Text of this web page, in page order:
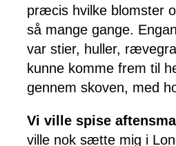
præcis hvilke blomster
så mange gange.
var stier, huller,
kunne komme frem til
gennem skoven, med
Vi ville spise
ville nok sætte mig i